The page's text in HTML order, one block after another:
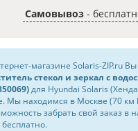
Самовывоз -
магазине Solaris-ZIP.ru
стекол и зеркал с
для Hyundai Solaris
Мы находимся в Москве (70
забрать свой заказ в